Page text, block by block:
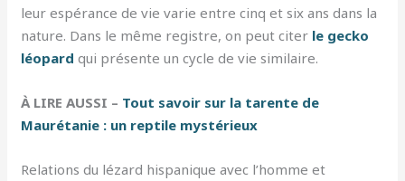
leur espérance de vie varie entre cinq et six ans dans la
nature. Dans le même registre, on peut citer le gecko
léopard qui présente un cycle de vie similaire.
À LIRE AUSSI – Tout savoir sur la tarente de
Maurétanie : un reptile mystérieux
Relations du lézard hispanique avec l’homme et